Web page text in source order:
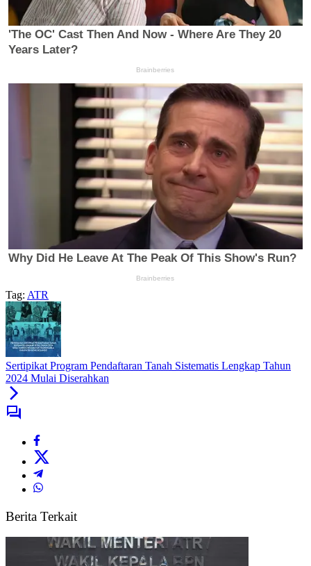
Tag: ATR
Sertipikat Program Pendaftaran Tanah Sistematis Lengkap Tahun
2024 Mulai Diserahkan
Berita Terkait